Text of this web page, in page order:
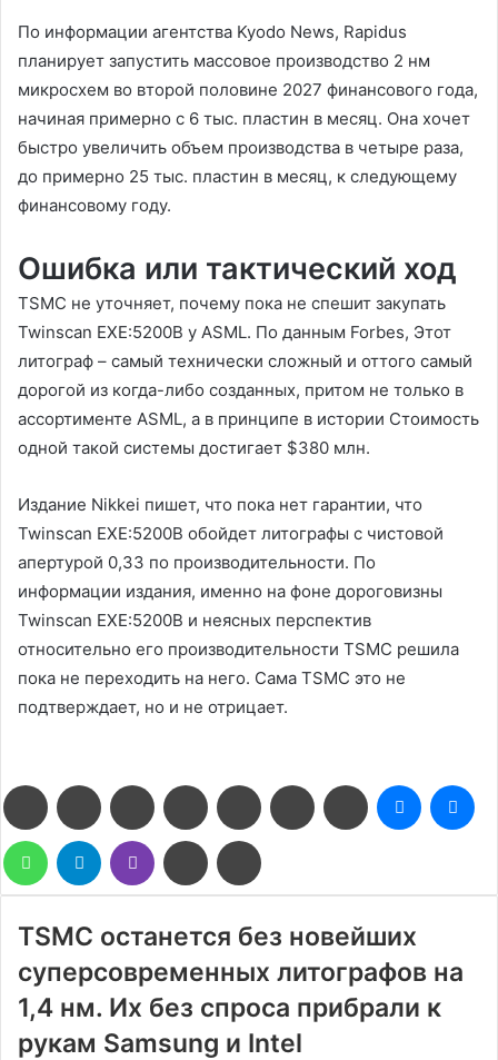
По информации агентства Kyodo News, Rapidus
планирует запустить массовое производство 2 нм
микросхем во второй половине 2027 финансового года,
начиная примерно с 6 тыс. пластин в месяц. Она хочет
быстро увеличить объем производства в четыре раза,
до примерно 25 тыс. пластин в месяц, к следующему
финансовому году.
Ошибка или тактический ход
TSMC не уточняет, почему пока не спешит закупать
Twinscan EXE:5200B у ASML. По данным Forbes, Этот
литограф – самый технически сложный и оттого самый
дорогой из когда-либо созданных, притом не только в
ассортименте ASML, а в принципе в истории Стоимость
одной такой системы достигает $380 млн.
Издание Nikkei пишет, что пока нет гарантии, что
Twinscan EXE:5200B обойдет литографы с чистовой
апертурой 0,33 по производительности. По
информации издания, именно на фоне дороговизны
Twinscan EXE:5200B и неясных перспектив
относительно его производительности TSMC решила
пока не переходить на него. Сама TSMC это не
подтверждает, но и не отрицает.
FacebookTwitter LinkedIn Pinterest Reddit ВконтактеОдноклассники
Messenger
WhatsAppTelegram Viber
Поделиться
через
электронную
TSMC останется без новейших
суперсовременных литографов на
1,4 нм. Их без спроса прибрали к
рукам Samsung и Intel